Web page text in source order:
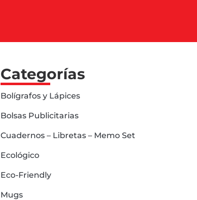
Categorías
Bolígrafos y Lápices
Bolsas Publicitarias
Cuadernos – Libretas – Memo Set
Ecológico
Eco-Friendly
Mugs